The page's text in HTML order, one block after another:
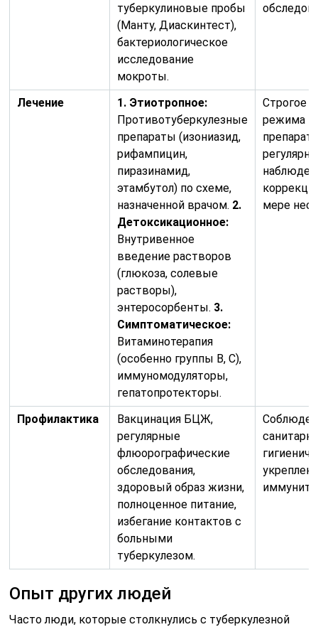
туберкулиновые пробы
(Манту, Диаскинтест),
бактериологическое
исследование
мокроты.
Лечение
1. Этиотропное:
Противотуберкулезные
препараты (изониазид,
рифампицин,
пиразинамид,
этамбутол) по схеме,
назначенной врачом. 2.
Детоксикационное:
Внутривенное
введение растворов
(глюкоза, солевые
растворы),
энтеросорбенты. 3.
Симптоматическое:
Витаминотерапия
(особенно группы В, С),
иммуномодуляторы,
гепатопротекторы.
Строгое
режима
мере
Профилактика
Вакцинация БЦЖ,
регулярные
флюорографические
обследования,
здоровый образ жизни,
полноценное питание,
избегание контактов с
больными
туберкулезом.
Опыт других людей
Часто люди, которые столкнулись с туберкулезной